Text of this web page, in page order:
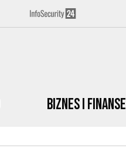
Biznes i Finanse